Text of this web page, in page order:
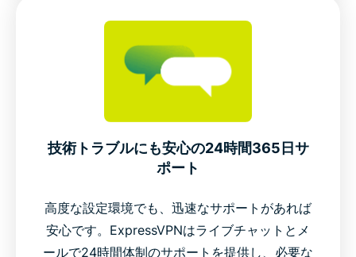
技術トラブルにも安心の24時間365日サ
ポート
高度な設定環境でも、迅速なサポートがあれば
安心です。ExpressVPNはライブチャットとメ
ールで24時間体制のサポートを提供し、必要な